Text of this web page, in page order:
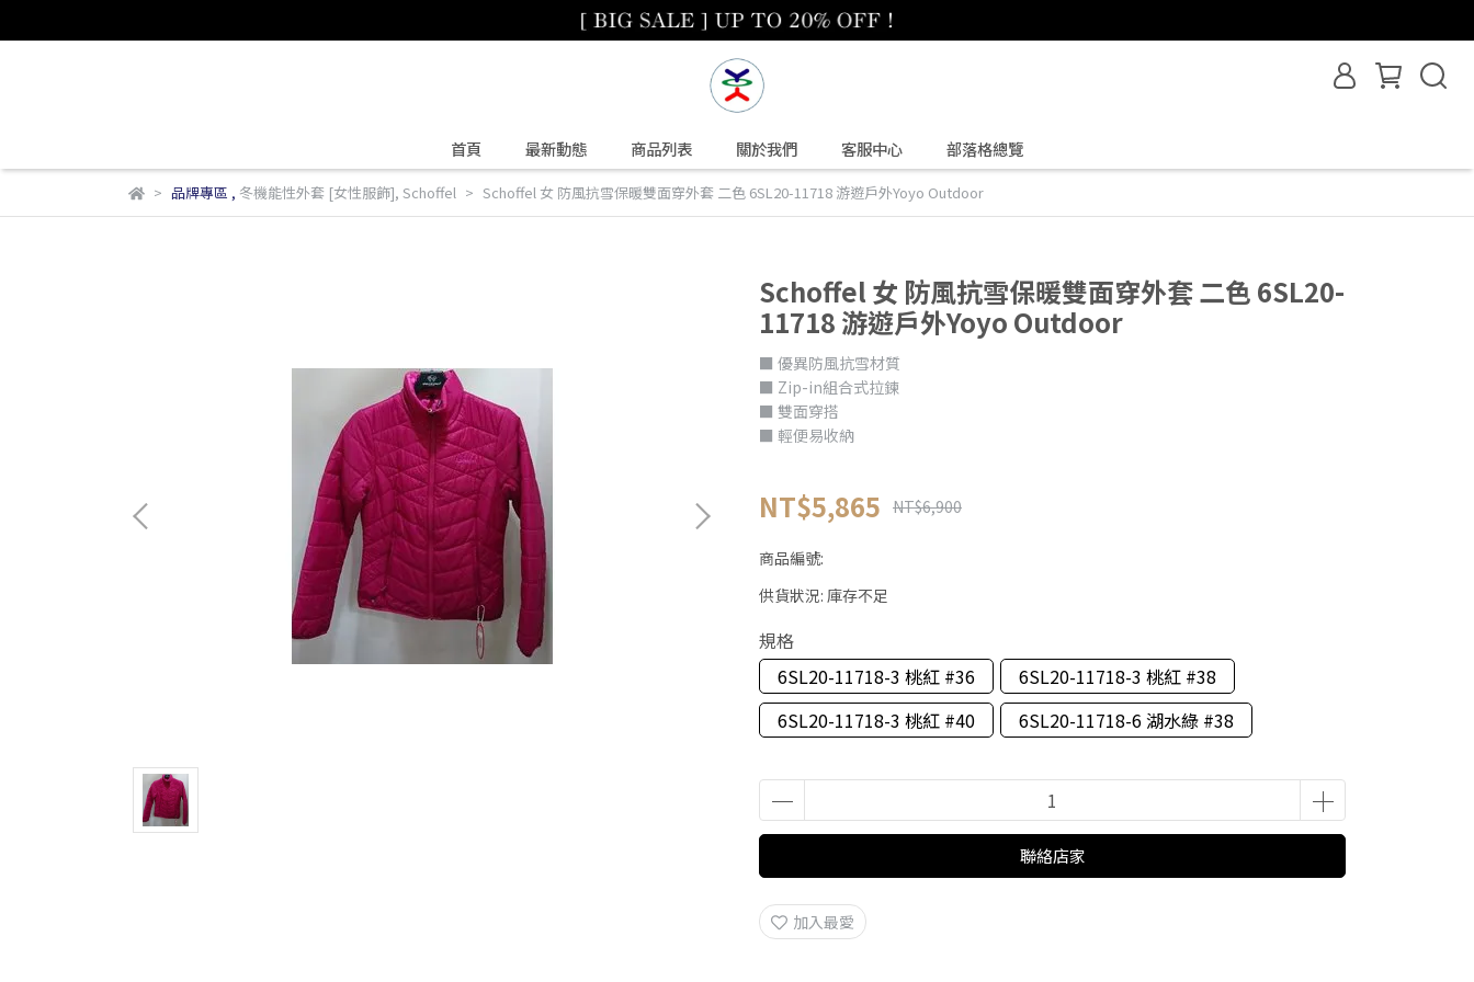
首頁 最新動態 商品列表 關於我們 客服中心 部落格總覽
品牌專區 , 冬機能性外套 [女性服飾], Schoffel Schoffel 女 防風抗雪保暖雙面穿外套 二色 6SL20-11718 游遊戶外Yoyo Outdoor
Schoffel 女 防風抗雪保暖雙面穿外套 二色 6SL20-
11718 游遊戶外Yoyo Outdoor
■ 優異防風抗雪材質
■ Zip-in組合式拉鍊
■ 雙面穿搭
■ 輕便易收納
NT$5,865 NT$6,900
商品編號:
供貨狀況: 庫存不足
規格
6SL20-11718-3 桃紅 #36
6SL20-11718-3 桃紅 #38
6SL20-11718-3 桃紅 #40
6SL20-11718-6 湖水綠 #38
聯絡店家
加入最愛